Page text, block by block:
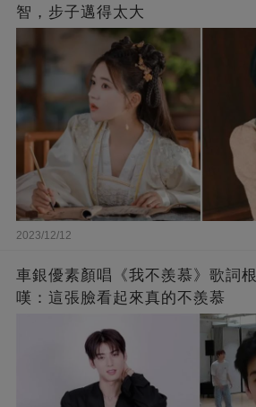
智，步子邁得太大
2023/12/12
車銀優素顏唱《我不羨慕》歌詞
嘆：這張臉看起來真的不羨慕